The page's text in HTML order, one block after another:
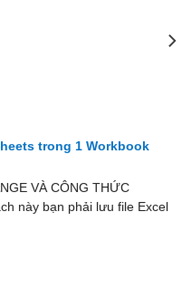
trong 1 Workbook
VÀ CÔNG THỨC
này bạn phải lưu file Excel